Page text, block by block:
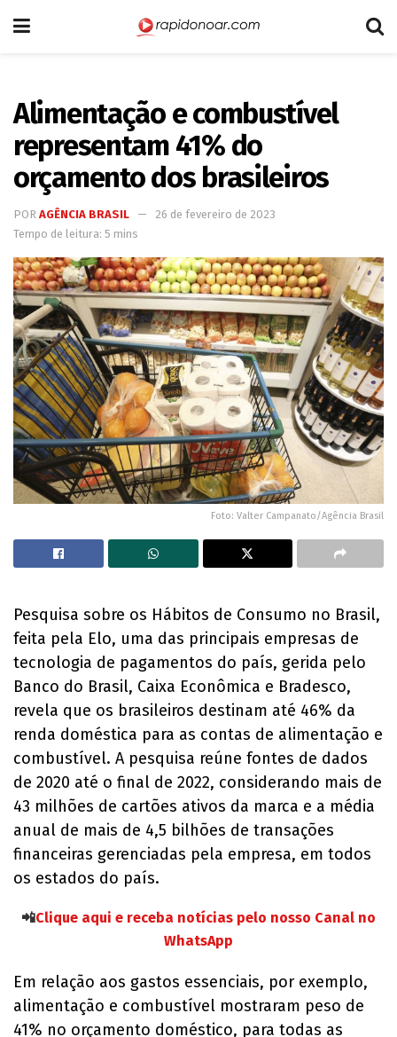
Alimentação e combustível
representam 41% do
orçamento dos brasileiros
POR AGÊNCIA BRASIL
26 de fevereiro de 2023
Tempo de leitura: 5 mins
Foto: Valter Campanato/Agência Brasil
Pesquisa sobre os Hábitos de Consumo no Brasil,
feita pela Elo, uma das principais empresas de
tecnologia de pagamentos do país, gerida pelo
Banco do Brasil, Caixa Econômica e Bradesco,
revela que os brasileiros destinam até 46% da
renda doméstica para as contas de alimentação e
combustível. A pesquisa reúne fontes de dados
de 2020 até o final de 2022, considerando mais de
43 milhões de cartões ativos da marca e a média
anual de mais de 4,5 bilhões de transações
financeiras gerenciadas pela empresa, em todos
os estados do país.
📲Clique aqui e receba notícias pelo nosso Canal no
WhatsApp
Em relação aos gastos essenciais, por exemplo,
alimentação e combustível mostraram peso de
41% no orçamento doméstico, para todas as